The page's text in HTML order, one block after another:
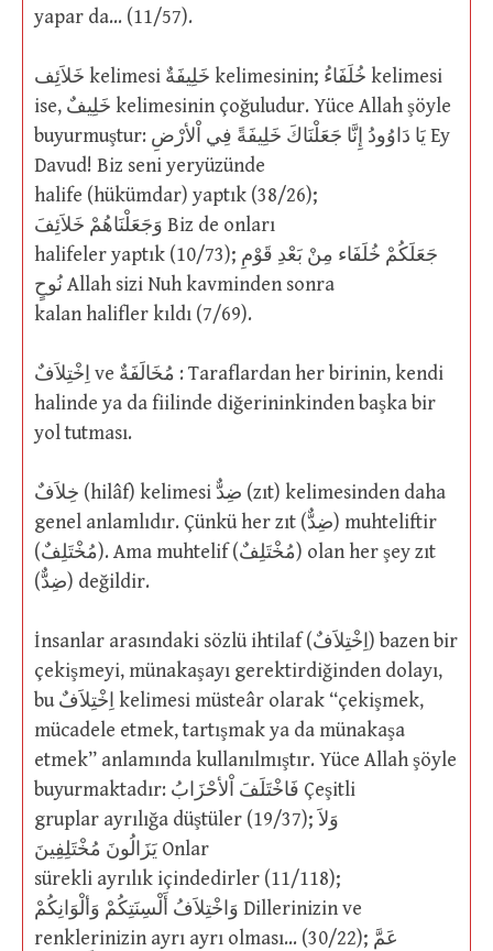
yapar da… (11/57).
خَلاَئِف kelimesi خَلِيفَةٌ kelimesinin; خُلَفَاءُ kelimesi
ise, خَلِيفٌ kelimesinin çoğuludur. Yüce Allah şöyle
buyurmuştur: يَا دَاوُودُ إِنَّا جَعَلْنَاكَ خَلِيفَةً فِي اْلأرْضِ Ey
Davud! Biz seni yeryüzünde
halife (hükümdar) yaptık (38/26);
وَجَعَلْنَاهُمْ خَلاَئِفَ Biz de onları
halifeler yaptık (10/73); جَعَلَكُمْ خُلَفَاء مِنْ بَعْدِ قَوْمِ
نُوحٍ Allah sizi Nuh kavminden sonra
kalan halifler kıldı (7/69).
اِخْتِلاَفٌ ve مُخَالَفَةٌ : Taraflardan her birinin, kendi
halinde ya da fiilinde diğerininkinden başka bir
yol tutması.
خِلاَفٌ (hilâf) kelimesi ضِدٌّ (zıt) kelimesinden daha
genel anlamlıdır. Çünkü her zıt (ضِدٌّ) muhteliftir
(مُخْتَلِفٌ). Ama muhtelif (مُخْتَلِفٌ) olan her şey zıt
(ضِدٌّ) değildir.
İnsanlar arasındaki sözlü ihtilaf (اِخْتِلاَفٌ) bazen bir
çekişmeyi, münakaşayı gerektirdiğinden dolayı,
bu اِخْتِلاَفٌ kelimesi müsteâr olarak “çekişmek,
mücadele etmek, tartışmak ya da münakaşa
etmek” anlamında kullanılmıştır. Yüce Allah şöyle
buyurmaktadır: فَاخْتَلَفَ اْلأحْزَابُ Çeşitli
gruplar ayrılığa düştüler (19/37); وَلاَ
يَزَالُونَ مُخْتَلِفِينَ Onlar
sürekli ayrılık içindedirler (11/118);
وَاخْتِلاَفُ أَلْسِنَتِكُمْ وَألْوَانِكُمْ Dillerinizin ve
renklerinizin ayrı ayrı olması… (30/22); عَمَّ